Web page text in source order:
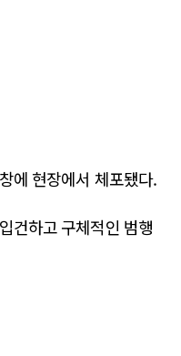
에 현장에서 체포됐다.
건하고 구체적인 범행